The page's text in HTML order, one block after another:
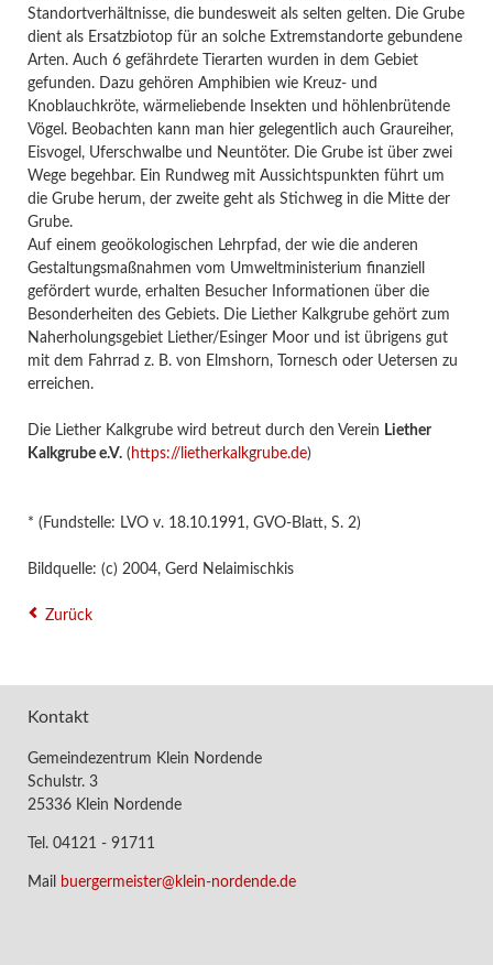
Standortverhältnisse, die bundesweit als selten gelten. Die Grube
dient als Ersatzbiotop für an solche Extremstandorte gebundene
Arten. Auch 6 gefährdete Tierarten wurden in dem Gebiet
gefunden. Dazu gehören Amphibien wie Kreuz- und
Knoblauchkröte, wärmeliebende Insekten und höhlenbrütende
Vögel. Beobachten kann man hier gelegentlich auch Graureiher,
Eisvogel, Uferschwalbe und Neuntöter. Die Grube ist über zwei
Wege begehbar. Ein Rundweg mit Aussichtspunkten führt um
die Grube herum, der zweite geht als Stichweg in die Mitte der
Grube.
Auf einem geoökologischen Lehrpfad, der wie die anderen
Gestaltungsmaßnahmen vom Umweltministerium finanziell
gefördert wurde, erhalten Besucher Informationen über die
Besonderheiten des Gebiets. Die Liether Kalkgrube gehört zum
Naherholungsgebiet Liether/Esinger Moor und ist übrigens gut
mit dem Fahrrad z. B. von Elmshorn, Tornesch oder Uetersen zu
erreichen.
Die Liether Kalkgrube wird betreut durch den Verein Liether
Kalkgrube e.V.( https://lietherkalkgrube.de)
* (Fundstelle: LVO v. 18.10.1991, GVO-Blatt, S. 2)
Bildquelle: (c) 2004, Gerd Nelaimischkis
Zurück
Kontakt
Gemeindezentrum Klein Nordende
Schulstr. 3
25336 Klein Nordende
Tel. 04121 - 91711
Mail buergermeister@klein-nordende.de